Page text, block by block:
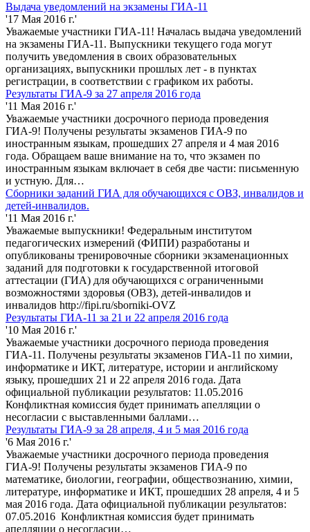
Выдача уведомлений на экзамены ГИА-11
'17 Мая 2016 г.'
Уважаемые участники ГИА-11! Началась выдача уведомлений
на экзамены ГИА-11. Выпускники текущего года могут
получить уведомления в своих образовательных
организациях, выпускники прошлых лет - в пунктах
регистрации, в соответствии с графиком их работы.
Результаты ГИА-9 за 27 апреля 2016 года
'11 Мая 2016 г.'
Уважаемые участники досрочного периода проведения
ГИА-9! Получены результаты экзаменов ГИА-9 по
иностранным языкам, прошедших 27 апреля и 4 мая 2016
года. Обращаем ваше внимание на то, что экзамен по
иностранным языкам включает в себя две части: письменную
и устную. Для…
Сборники заданий ГИА для обучающихся с ОВЗ, инвалидов и
детей-инвалидов.
'11 Мая 2016 г.'
Уважаемые выпускники! Федеральным институтом
педагогических измерений (ФИПИ) разработаны и
опубликованы тренировочные сборники экзаменационных
заданий для подготовки к государственной итоговой
аттестации (ГИА) для обучающихся с ограниченными
возможностями здоровья (ОВЗ), детей-инвалидов и
инвалидов http://fipi.ru/sborniki-OVZ
Результаты ГИА-11 за 21 и 22 апреля 2016 года
'10 Мая 2016 г.'
Уважаемые участники досрочного периода проведения
ГИА-11. Получены результаты экзаменов ГИА-11 по химии,
информатике и ИКТ, литературе, истории и английскому
языку, прошедших 21 и 22 апреля 2016 года. Дата
официальной публикации результатов: 11.05.2016
Конфликтная комиссия будет принимать апелляции о
несогласии с выставленными баллами…
Результаты ГИА-9 за 28 апреля, 4 и 5 мая 2016 года
'6 Мая 2016 г.'
Уважаемые участники досрочного периода проведения
ГИА-9! Получены результаты экзаменов ГИА-9 по
математике, биологии, географии, обществознанию, химии,
литературе, информатике и ИКТ, прошедших 28 апреля, 4 и 5
мая 2016 года. Дата официальной публикации результатов:
07.05.2016 Конфликтная комиссия будет принимать
апелляции о несогласии…